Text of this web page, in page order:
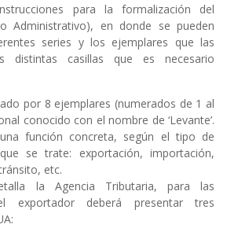
para la formalización del
Administrativo), en donde se pueden
series y los ejemplares que las
distintas casillas que es necesario
por 8 ejemplares (numerados de 1 al
conocido con el nombre de ‘Levante’.
función concreta, según el tipo de
se trate: exportación, importación,
etc.
la Agencia Tributaria, para las
exportador deberá presentar tres